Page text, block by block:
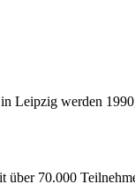
Leipzig werden
70.000